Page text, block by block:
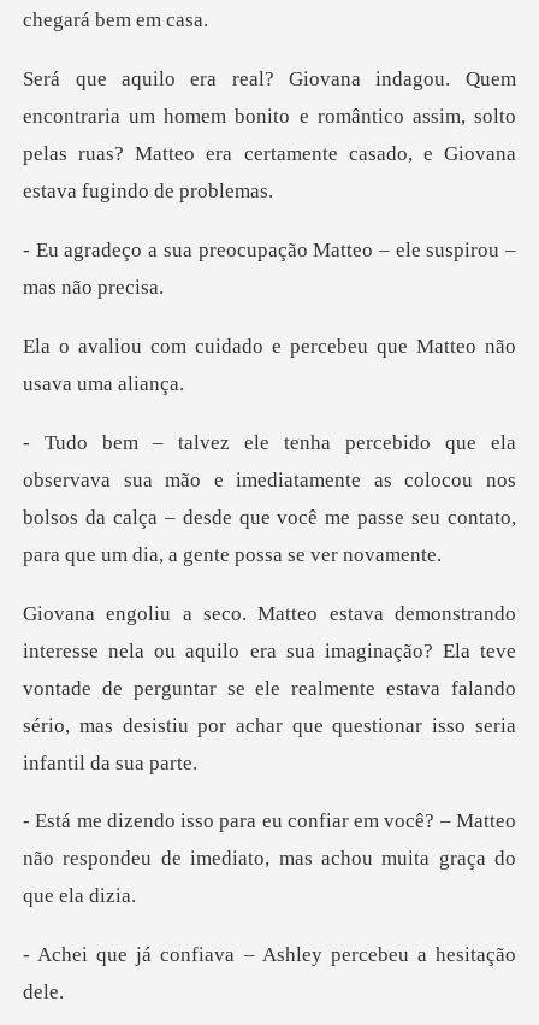
um homem bonito e romântico assim, solto
pelas ruas? Matteo
cupação Matteo – ele sus
o e percebeu que Matteo
imediatamente as colocou nos
bolsos da calça – desde que você me p
sua imaginação? Ela teve
vontade de perguntar se ele realmente estava falando
você? – Matteo
não respondeu de imediato
ava – Ashley percebe